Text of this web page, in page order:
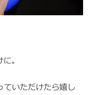
。
ていただけたら嬉し